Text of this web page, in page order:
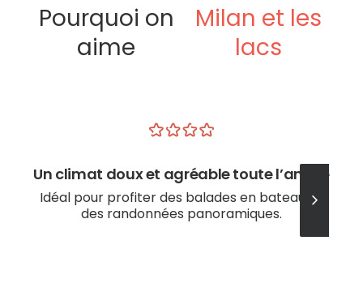
Pourquoi on
aime
Milan et les
lacs
Un climat doux et agréable toute l’année
Idéal pour profiter des balades en bateau ou
des randonnées panoramiques.